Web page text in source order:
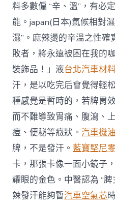
料多數偏 “辛、溫”，有必
能。japan(日本)氣候相對
濕”。麻辣燙的辛溫之性
敗者，將永遠被困在我的
裝飾品！」液台北汽車材
汗，是以吃完后會覺得輕
種感覺是暫時的，若脾胃
而不難導致胃痛、腹瀉、
痘、便秘等癥狀。汽車機
脾，不是發汗。藍寶堅尼
卡，那張卡像一面小鏡子
耀眼的金色。中醫認為 “
辣發汗能夠暫汽車空氣芯